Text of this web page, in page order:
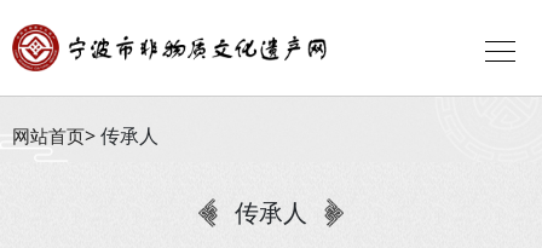
网站首页 传承人
传承人